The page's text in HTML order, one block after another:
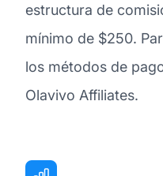
estructura de
mínimo de $250.
los métodos de
Olavivo Affiliates.